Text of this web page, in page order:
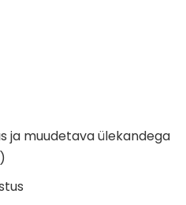
ja muudetava ülekandega